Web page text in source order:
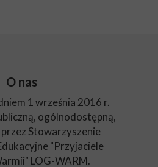
O nas
1 września 2016 r.
ogólnodostępną,
Stowarzyszenie
"Przyjaciele
LOG-WARM.